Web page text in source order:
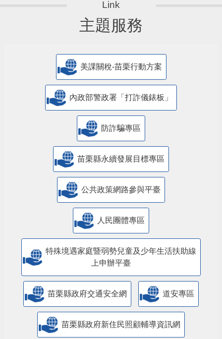
主題服務
美課關稅-苗栗行動方案
內政部警政署「打詐儀錶板」
防詐騙專區
苗栗縣永續發展目標專區
公共政策網路參與平臺
人民團體專區
特殊境遇家庭暨弱勢兒童及少年生活扶助線
上申辦平臺
苗栗縣政府交通安全網 道安專區
苗栗縣政府新住民照顧輔導資訊網